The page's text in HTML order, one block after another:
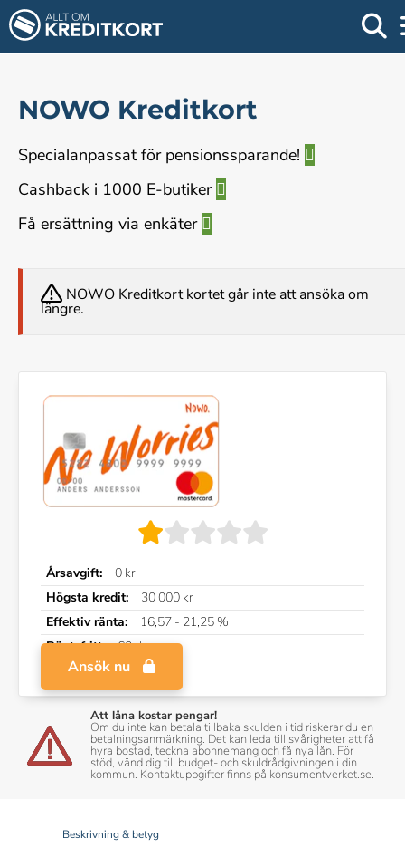
NOWO Kreditkort
Specialanpassat för pensionssparande!
Cashback i 1000 E-butiker
Få ersättning via enkäter
NOWO Kreditkort kortet går inte att ansöka om
längre.
Årsavgift:
0 kr
Högsta kredit:
30 000 kr
Effektiv ränta:
16,57 - 21,25 %
Räntefritt:
60 dagar
Ansök nu
Att låna kostar pengar!
Om du inte kan betala tillbaka skulden i tid riskerar du en
betalningsanmärkning. Det kan leda till svårigheter att få
hyra bostad, teckna abonnemang och få nya lån. För
stöd, vänd dig till budget- och skuldrådgivningen i din
kommun. Kontaktuppgifter finns på konsumentverket.se.
Beskrivning & betyg